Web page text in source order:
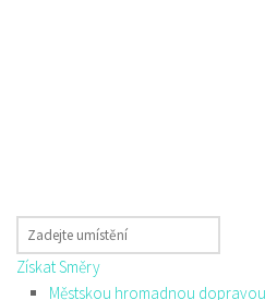
Získat Směry
Městskou hromadnou dopravou